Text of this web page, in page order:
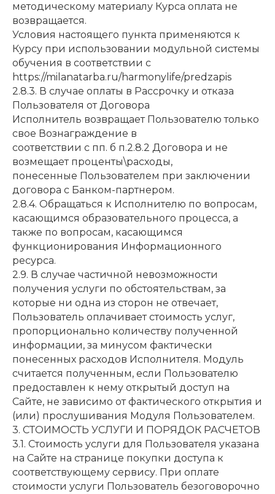
методическому материалу Курса оплата не
возвращается.
Условия настоящего пункта применяются к
Курсу при использовании модульной системы
обучения в соответствии с
https://milanatarba.ru/harmonylife/predzapis
2.8.3. В случае оплаты в Рассрочку и отказа
Пользователя от Договора
Исполнитель возвращает Пользователю только
свое Вознаграждение в
соответствии с пп. б п.2.8.2 Договора и не
возмещает проценты\расходы,
понесенные Пользователем при заключении
договора с Банком-партнером.
2.8.4. Обращаться к Исполнителю по вопросам,
касающимся образовательного процесса, а
также по вопросам, касающимся
функционирования Информационного
ресурса.
2.9. В случае частичной невозможности
получения услуги по обстоятельствам, за
которые ни одна из сторон не отвечает,
Пользователь оплачивает стоимость услуг,
пропорционально количеству полученной
информации, за минусом фактически
понесенных расходов Исполнителя. Модуль
считается полученным, если Пользователю
предоставлен к нему открытый доступ на
Сайте, не зависимо от фактического открытия и
(или) прослушивания Модуля Пользователем.
3. СТОИМОСТЬ УСЛУГИ И ПОРЯДОК РАСЧЕТОВ
3.1. Стоимость услуги для Пользователя указана
на Сайте на странице покупки доступа к
соответствующему сервису. При оплате
стоимости услуги Пользователь безоговорочно